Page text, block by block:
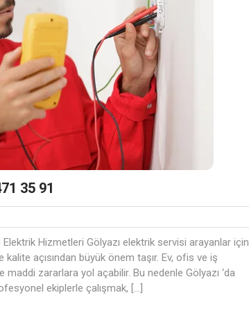
35 91
Elektrik Hizmetleri Gölyazı elektrik servisi arayanlar için
açısından büyük önem taşır. Ev, ofis ve iş
maddi zararlara yol açabilir. Bu nedenle Gölyazı ‘da
ekiplerle çalışmak, […]